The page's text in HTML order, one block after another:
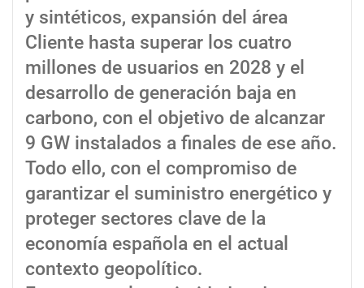
y sintéticos, expansión del área
Cliente hasta superar los cuatro
millones de usuarios en 2028 y el
desarrollo de generación baja en
carbono, con el objetivo de alcanzar
9 GW instalados a finales de ese año.
Todo ello, con el compromiso de
garantizar el suministro energético y
proteger sectores clave de la
economía española en el actual
contexto geopolítico.